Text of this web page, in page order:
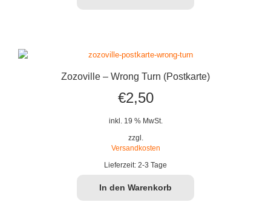
Zozoville – Wrong Turn (Postkarte)
€2,50
inkl. 19 % MwSt.
zzgl.
Versandkosten
Lieferzeit: 2-3 Tage
In den Warenkorb